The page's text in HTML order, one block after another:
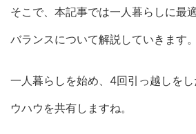
そこで、本記事では一人暮らしに最
バランスについて解説していきます。
一人暮らしを始め、4回引っ越しを
ウハウを共有しますね。